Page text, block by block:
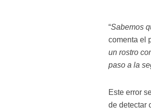
“Sabemos
comenta el
un rostro
paso a la
Este error
de detectar